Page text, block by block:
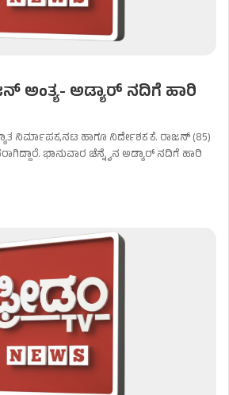
ಅಂತ್ಯ- ಅಡ್ಯಾರ್ ನದಿಗೆ ಹಾರಿ
ನಿರ್ಮಾಪಕ,ನಟ ಹಾಗೂ ನಿರ್ದೇಶಕ ಕೆ. ರಾಜನ್ (85)
ಭಾನುವಾರ ಚೆನ್ನೈನ ಅಡ್ಯಾರ್ ನದಿಗೆ ಹಾರಿ